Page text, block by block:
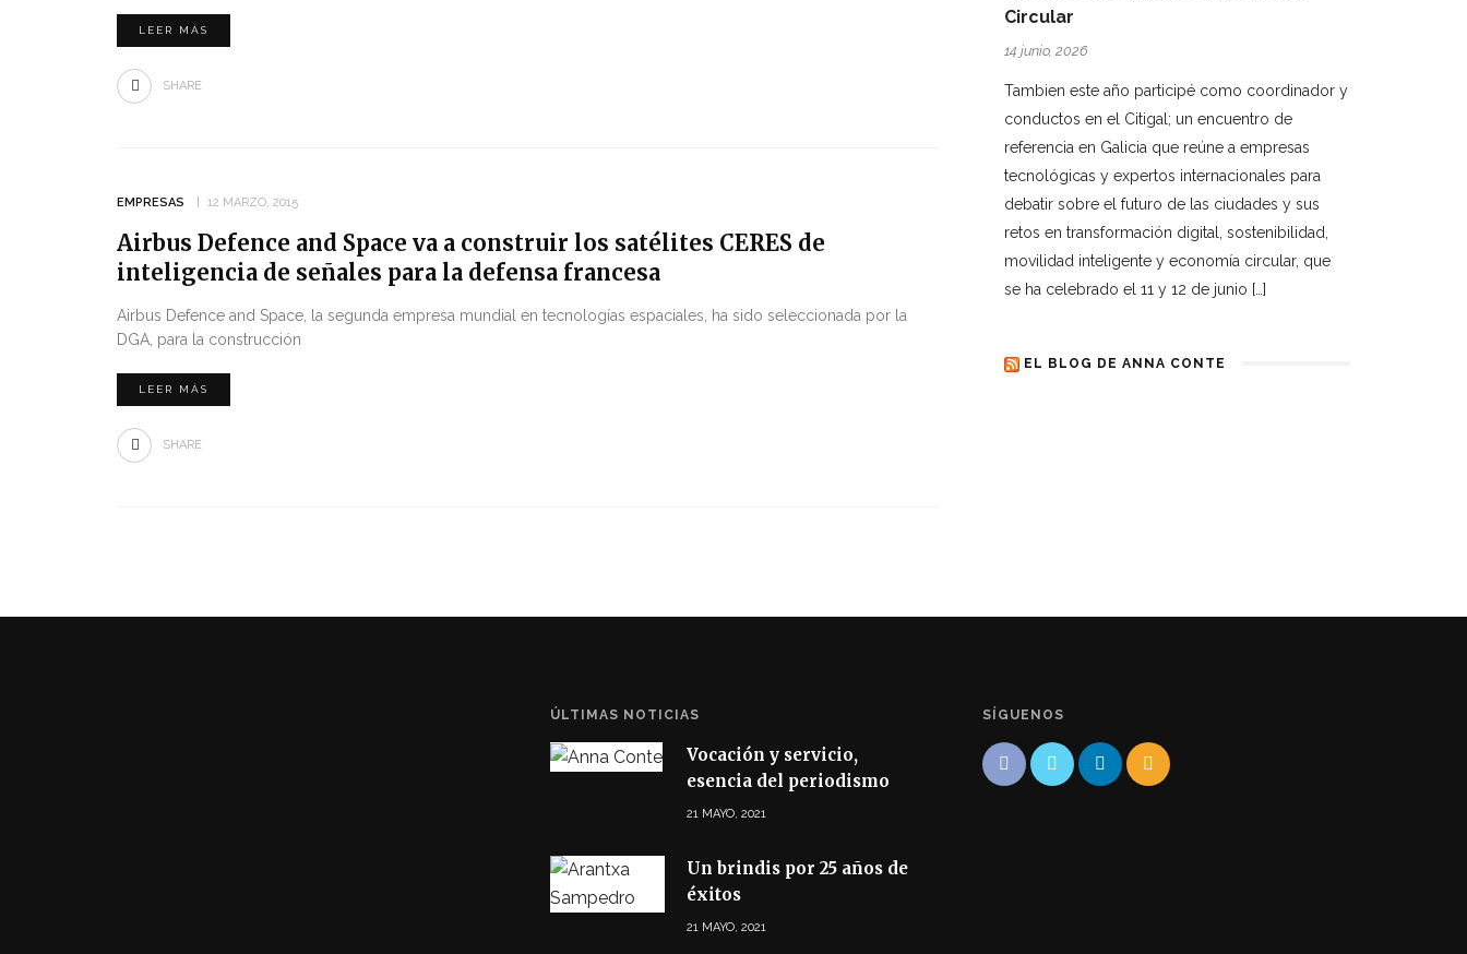
LEER MÁS
SHARE
EMPRESAS 12 MARZO, 2015
Airbus Defence and Space va a construir los satélites CERES de
inteligencia de señales para la defensa francesa
Airbus Defence and Space, la segunda empresa mundial en tecnologías espaciales, ha sido seleccionada por la
DGA, para la construcción
LEER MÁS
SHARE
Circular
14 junio, 2026
Tambien este año participé como coordinador y
conductos en el Citigal; un encuentro de
referencia en Galicia que reúne a empresas
tecnológicas y expertos internacionales para
debatir sobre el futuro de las ciudades y sus
retos en transformación digital, sostenibilidad,
movilidad inteligente y economía circular, que
se ha celebrado el 11 y 12 de junio […]
EL BLOG DE ANNA CONTE
ÚLTIMAS NOTICIAS
Vocación y servicio,
esencia del periodismo
21 MAYO, 2021
Un brindis por 25 años de
éxitos
21 MAYO, 2021
SÍGUENOS